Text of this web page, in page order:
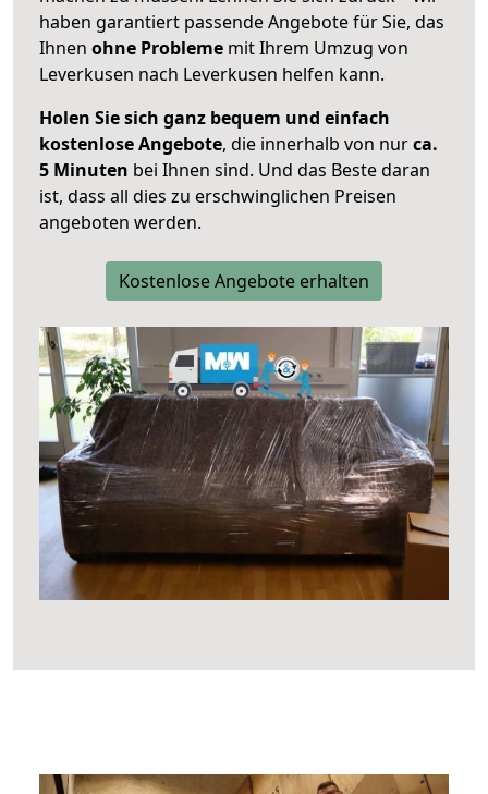
haben garantiert passende Angebote für Sie, das
Ihnen ohne Probleme mit Ihrem Umzug von
Leverkusen nach Leverkusen helfen kann.
Holen Sie sich ganz bequem und einfach
kostenlose Angebote, die innerhalb von nurca.
5 Minuten bei Ihnen sind. Und das Beste daran
ist, dass all dies zu erschwinglichen Preisen
angeboten werden.
Kostenlose Angebote erhalten